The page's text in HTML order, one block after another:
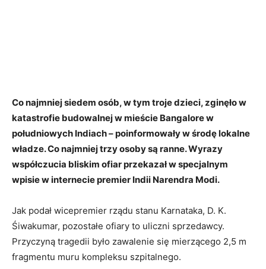
Co najmniej siedem osób, w tym troje dzieci, zginęło w
katastrofie budowalnej w mieście Bangalore w
południowych Indiach – poinformowały w środę lokalne
władze. Co najmniej trzy osoby są ranne. Wyrazy
współczucia bliskim ofiar przekazał w specjalnym
wpisie w internecie premier Indii Narendra Modi.
Jak podał wicepremier rządu stanu Karnataka, D. K.
Śiwakumar, pozostałe ofiary to uliczni sprzedawcy.
Przyczyną tragedii było zawalenie się mierzącego 2,5 m
fragmentu muru kompleksu szpitalnego.